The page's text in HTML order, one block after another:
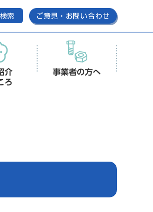
検索 ご意見・お問い合わせ
介
ろ
事業者の方へ